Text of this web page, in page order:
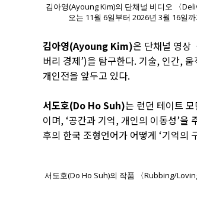
김아영(Ayoung Kim)의 단채널 비디오 〈
오는 11월 6일부터 2026년 3월 16일
김아영(Ayoung Kim)은 단채널 영상
버리 경제’)을 탐구한다. 기술, 인간,
개인전을 앞두고 있다.
서도호(Do Ho Suh)는 런던 테이트
이며, ‘공간과 기억, 개인의 이동성’을
후의 한국 조형언어가 어떻게 ‘기억의
서도호(Do Ho Suh)의 작품 〈Rubbing/